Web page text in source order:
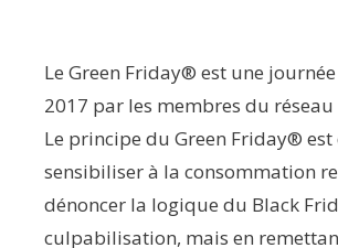
Le Green Friday® est une
2017 par les membres du réseau
Le principe du Green Friday® est
sensibiliser à la consommation
dénoncer la logique du Black
culpabilisation, mais en